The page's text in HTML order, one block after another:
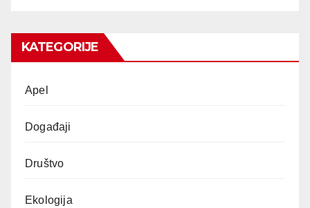
KATEGORIJE
Apel
Događaji
Društvo
Ekologija